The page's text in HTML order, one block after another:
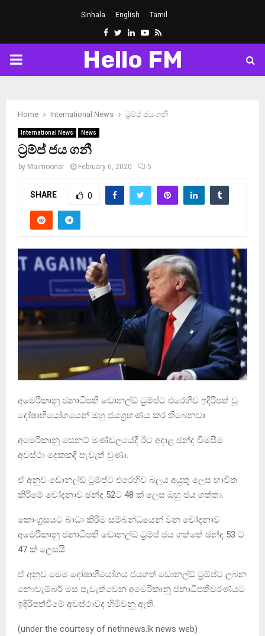
Sinhala English Tamil
Facebook
Twitter
LinkedinYoutube
Rss
PRIMARY
Hello FM
Home International News ට්‍රම්ප් ජය ගනී
International News News
ට්‍රම්ප් ජය ගනී
by Maimoonar February 6, 2020 5
SHARE 0
අමෙරිකානු ජනාධිපති ඩොනල්ඞ් ට‍්‍රම්ප්ට එරෙහිව ඉදිරිපත් වූ
දෝෂාභියෝගයෙන් ඔහු ජයග‍්‍රහණය කර තිබෙනවා.
අමෙරිකානු සෙනට් මණ්ඩලයේදී ඊට අදාළ ඡන්ද විමසීම
අවස්ථා දෙකකදී පැවැත් වුණා.
ඒ අනුව ඩොනල්ඞ් ට‍්‍රම්ප්ට එරෙහිව බලය අයුතු ලෙස භාවිත
කිරීමේ චෝදනාව ඡන්ද 52ට 48 ක් ලෙස ඔහු ජය ගත්තා.
කොංග‍්‍රසයට බාධා කිරීම සම්බන්ධයෙන් වන චෝදනාව
අමෙරිකානු ජනාධිපති ඩොනල්ඞ් ට‍්‍රම්ප් ජය ගත්තේ ඡන්ද 53 ට
47 ක් ලෙසයි.
ඒ අනුව මෙම දෝෂාභියෝගය ජයගත් ඩොනල්ඞ් ට‍්‍රම්ප්ට ලබන
නොවැම්බර් මස පැවැත්වෙන අමෙරිකානු ජනාධිපතිවරණයට
ඉදිරිපත්වීමේ අවස්ථාවද හිමිවනු ඇති.
(under the courtesy of nethnews.lk news web)